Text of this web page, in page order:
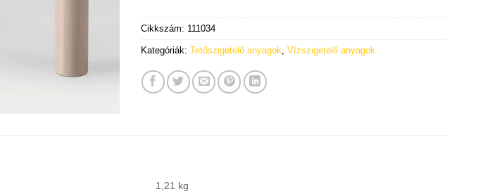
Cikkszám: 111034
Kategóriák: Tetőszigetelő anyagok Vízszigetelő anyagok
1,21 kg